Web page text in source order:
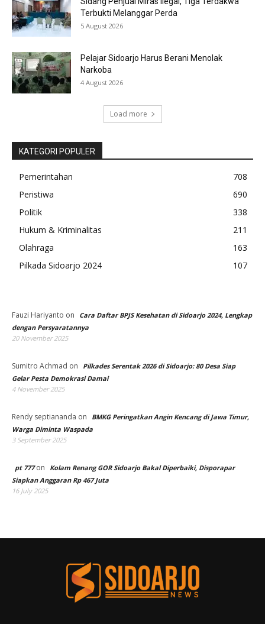
Terbukti Melanggar Perda
5 August 2026
Pelajar Sidoarjo Harus Berani Menolak
Narkoba
4 August 2026
Load more
KATEGORI POPULER
Pemerintahan
708
Peristiwa
690
Politik
338
Hukum & Kriminalitas
211
Olahraga
163
Pilkada Sidoarjo 2024
107
Fauzi Hariyanto on
Cara Daftar BPJS Kesehatan di Sidoarjo 2024, Lengkap
dengan Persyaratannya
20 November 2025
Sumitro Achmad on
Pilkades Serentak 2026 di Sidoarjo: 80 Desa Siap
Gelar Pesta Demokrasi Damai
4 November 2025
Rendy septiananda on
BMKG Peringatkan Angin Kencang di Jawa Timur,
Warga Diminta Waspada
3 September 2025
pt 777on
Kolam Renang GOR Sidoarjo Bakal Diperbaiki, Disporapar
Siapkan Anggaran Rp 467 Juta
16 July 2025